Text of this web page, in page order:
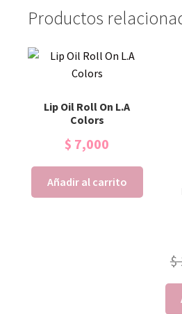
Productos
Lip Oil Roll On L.A
Colors
$ 7,000
Añadir al carrito
$